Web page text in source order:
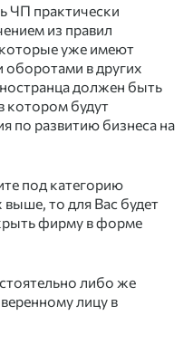
ЧП практически
из правил
уже имеют
в других
должен быть
котором будут
по развитию бизнеса на
под категорию
то для Вас будет
фирму в форме
либо же
лицу в